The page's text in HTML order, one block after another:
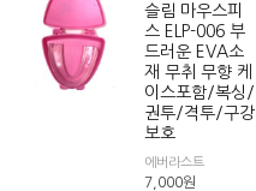
슬림 마우스피
스 ELP-006 부
드러운 EVA소
재 무취 무향 케
이스포함/복싱/
권투/격투/구강
보호
에버라스트
7,000원